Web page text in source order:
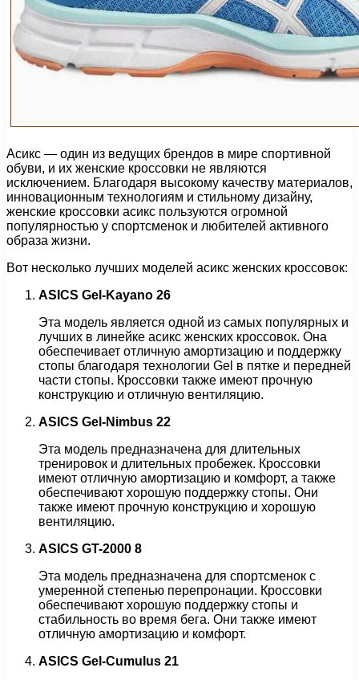
Асикс — один из ведущих брендов в мире спортивной
обуви, и их женские кроссовки не являются
исключением. Благодаря высокому качеству материалов,
инновационным технологиям и стильному дизайну,
женские кроссовки асикс пользуются огромной
популярностью у спортсменок и любителей активного
образа жизни.
Вот несколько лучших моделей асикс женских кроссовок:
ASICS Gel-Kayano 26
Эта модель является одной из самых популярных и
лучших в линейке асикс женских кроссовок. Она
обеспечивает отличную амортизацию и поддержку
стопы благодаря технологии Gel в пятке и передней
части стопы. Кроссовки также имеют прочную
конструкцию и отличную вентиляцию.
ASICS Gel-Nimbus 22
Эта модель предназначена для длительных
тренировок и длительных пробежек. Кроссовки
имеют отличную амортизацию и комфорт, а также
обеспечивают хорошую поддержку стопы. Они
также имеют прочную конструкцию и хорошую
вентиляцию.
ASICS GT-2000 8
Эта модель предназначена для спортсменок с
умеренной степенью перепронации. Кроссовки
обеспечивают хорошую поддержку стопы и
стабильность во время бега. Они также имеют
отличную амортизацию и комфорт.
ASICS Gel-Cumulus 21